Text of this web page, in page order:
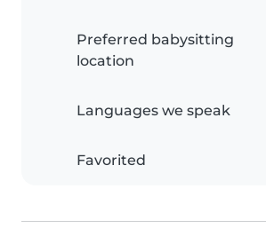
Preferred babysitting
location
Languages we speak
Favorited